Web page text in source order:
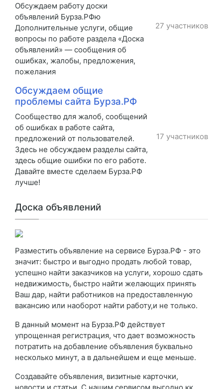
Обсуждаем работу доски
объявлений Бурза.РФю
Дополнительные услуги, общие
вопросы по работе раздела «Доска
объявлений» — сообщения об
ошибках, жалобы, предложения,
пожелания
27 участников
Обсуждаем общие
проблемы сайта Бурза.РФ
Сообщество для жалоб, сообщений
об ошибках в работе сайта,
предложений от пользователей.
Здесь не обсуждаем разделы сайта,
здесь общие ошибки по его работе.
Давайте вместе сделаем Бурза.РФ
лучше!
17 участников
Доска объявлений
Разместить объявление на сервисе Бурза.РФ - это
значит: быстро и выгодно продать любой товар,
успешно найти заказчиков на услуги, хорошо сдать
недвижимость, быстро найти желающих принять
Ваш дар, найти работников на предоставленную
вакансию или наоборот найти работу,и не только.
В данный момент на Бурза.РФ действует
упрощенная регистрация, что дает возможность
потратить на добавление объявления буквально
несколько минут, а в дальнейшем и еще меньше.
Создавайте объявления, визитные карточки,